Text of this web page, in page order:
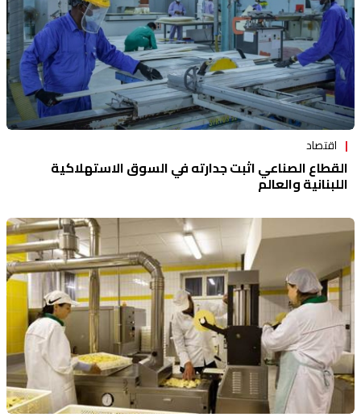
اقتصاد
القطاع الصناعي اثبت جدارته في السوق الاستهلاكية
اللبنانية والعالم